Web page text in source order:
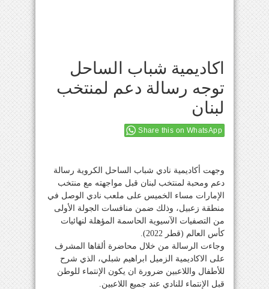
اكاديمية شباب الساحل
توجه رسالة دعم لمنتخب
لبنان
Share this on WhatsApp
وجهت أكاديمية نادي شباب الساحل الكروية رسالة
دعم ومحبة لمنتخب لبنان قبل مواجهته مع منتخب
الإمارات مساء الخميس على ملعب نادي الوصل في
منطقة زعبيل، وذلك ضمن منافسات الجولة الأولى
من التصفيات الآسيوية الحاسمة المؤهلة لنهائيات
كأس العالم (قطر 2022).
وجاءت الرسالة من خلال محاضرة ألقاها المشرف
على الاكاديمية الزميل ابراهيم شبلي، الذي شرح
للأطفال واللاعبين ضرورة ان يكون الإنتماء للوطن
قبل الإنتماء للنادي عند جميع اللاعبين.